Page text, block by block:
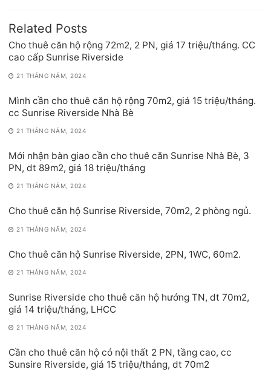
Related Posts
Cho thuê căn hộ rộng 72m2, 2 PN, giá 17 triệu/tháng. CC
cao cấp Sunrise Riverside
21 THÁNG NĂM, 2024
Mình cần cho thuê căn hộ rộng 70m2, giá 15 triệu/tháng.
cc Sunrise Riverside Nhà Bè
21 THÁNG NĂM, 2024
Mới nhận bàn giao cần cho thuê căn Sunrise Nhà Bè, 3
PN, dt 89m2, giá 18 triệu/tháng
21 THÁNG NĂM, 2024
Cho thuê căn hộ Sunrise Riverside, 70m2, 2 phòng ngủ.
21 THÁNG NĂM, 2024
Cho thuê căn hộ Sunrise Riverside, 2PN, 1WC, 60m2.
21 THÁNG NĂM, 2024
Sunrise Riverside cho thuê căn hộ hướng TN, dt 70m2,
giá 14 triệu/tháng, LHCC
21 THÁNG NĂM, 2024
Cần cho thuê căn hộ có nội thất 2 PN, tầng cao, cc
Sunsire Riverside, giá 15 triệu/tháng, dt 70m2